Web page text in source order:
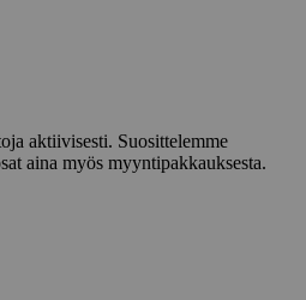
aktiivisesti. Suosittelemme
aina myös myyntipakkauksesta.